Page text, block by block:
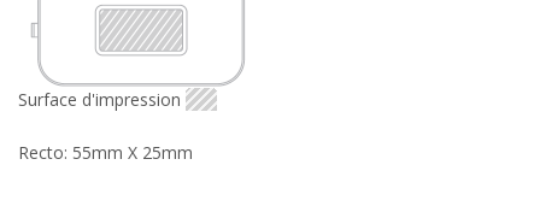
Surface d'impression
Recto: 55mm X 25mm